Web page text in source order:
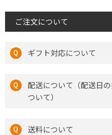
ご注文について
ギフト対応について
配送について（配送日
ついて）
送料について